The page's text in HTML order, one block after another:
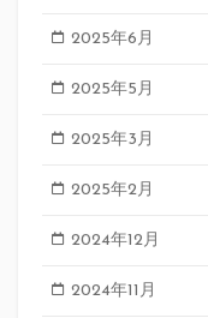
2025年6月
2025年5月
2025年3月
2025年2月
2024年12月
2024年11月